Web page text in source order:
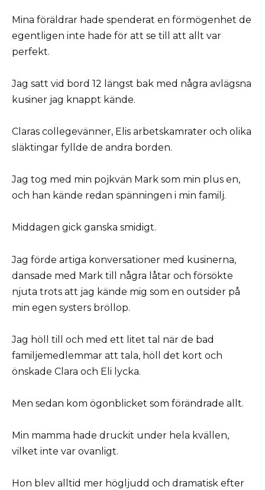
Mina föräldrar hade spenderat en förmögenhet de
egentligen inte hade för att se till att allt var
perfekt.
Jag satt vid bord 12 längst bak med några avlägsna
kusiner jag knappt kände.
Claras collegevänner, Elis arbetskamrater och olika
släktingar fyllde de andra borden.
Jag tog med min pojkvän Mark som min plus en,
och han kände redan spänningen i min familj.
Middagen gick ganska smidigt.
Jag förde artiga konversationer med kusinerna,
dansade med Mark till några låtar och försökte
njuta trots att jag kände mig som en outsider på
min egen systers bröllop.
Jag höll till och med ett litet tal när de bad
familjemedlemmar att tala, höll det kort och
önskade Clara och Eli lycka.
Men sedan kom ögonblicket som förändrade allt.
Min mamma hade druckit under hela kvällen,
vilket inte var ovanligt.
Hon blev alltid mer högljudd och dramatisk efter